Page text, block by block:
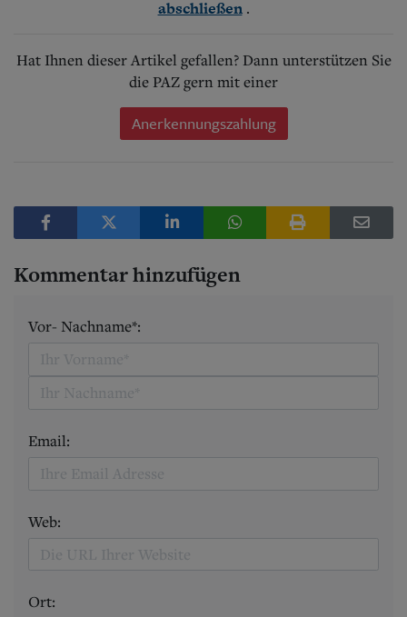
abschließen .
Hat Ihnen dieser Artikel gefallen? Dann unterstützen Sie
die PAZ gern mit einer
Anerkennungszahlung
Kommentar hinzufügen
Vor- Nachname*:
Email:
Web:
Ort: